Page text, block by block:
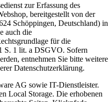
zur Erfassung des
bereitgestellt von der
Schöppingen, Deutschland) in
auch die
für die
S. 1 lit. a DSGVO. Sofern
entnehmen Sie bitte weitere
Datenschutzerklärung.
AG sowie IT-Dienstleister.
Local Storage. Die erhobenen